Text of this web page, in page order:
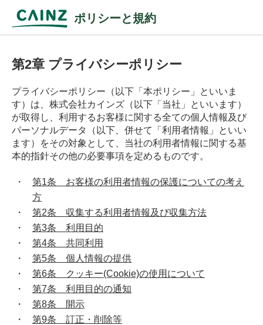
ポリシーと規約
第2章 プライバシーポリシー
プライバシーポリシー（以下「本ポリシー」といいま
す）は、株式会社カインズ（以下「当社」といいます）
が取得し、利用するお客様に関する全ての個人情報及び
パーソナルデータ（以下、併せて「利用者情報」といい
ます）をその対象として、当社の利用者情報に関する基
本的指針その他の必要事項を定めるものです。
第1条 お客様の利用者情報の保護についての考え
方
第2条 収集する利用者情報及び収集方法
第3条 利用目的
第4条 共同利用
第5条 個人情報の提供
第6条 クッキー(Cookie)の使用について
第7条 利用目的の通知
第8条 開示
第9条 訂正・削除等